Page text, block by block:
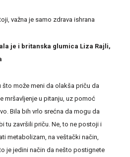
važna je samo zdrava ishrana
je i britanska glumica Liza Rajli,
može meni da olakša priču da
mršavljenje u pitanju, uz pomoć
Bila bih vrlo srećna da mogu da
tu završili priču. Ne, to ne postoji i
metabolizam, na veštački način,
je jedini način da nešto postignete